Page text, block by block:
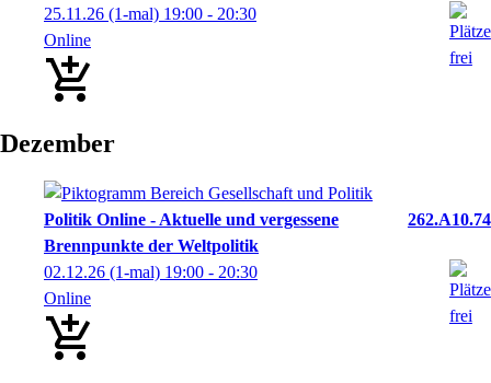
25.11.26 (1-mal) 19:00 - 20:30
Online
Dezember
Politik Online - Aktuelle und vergessene
Brennpunkte der Weltpolitik
262.A10.74
02.12.26 (1-mal) 19:00 - 20:30
Online